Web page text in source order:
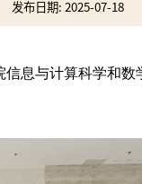
发布日期: 2025-07-18
息与计算科学和数